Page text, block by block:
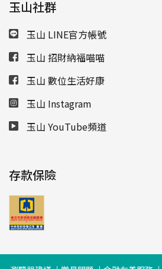
玉山社群
玉山 LINE官方帳號
玉山 招財納福喵喵
玉山 數位生活好康
玉山 Instagram
玉山 YouTube頻道
存款保險